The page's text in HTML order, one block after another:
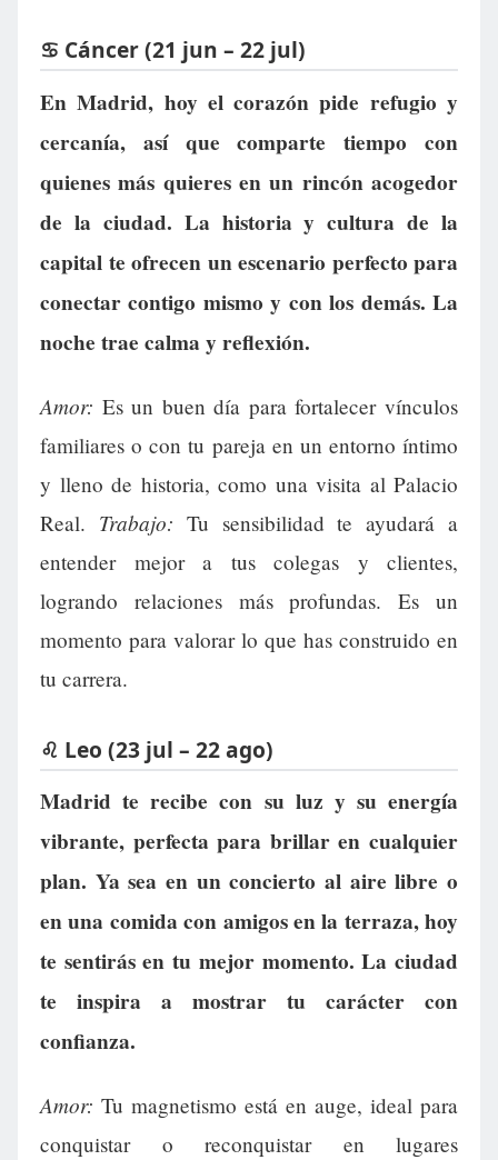
♋ Cáncer (21 jun – 22 jul)
En Madrid, hoy el corazón pide refugio y
cercanía, así que comparte tiempo con
quienes más quieres en un rincón acogedor
de la ciudad. La historia y cultura de la
capital te ofrecen un escenario perfecto para
conectar contigo mismo y con los demás. La
noche trae calma y reflexión.
Amor: Es un buen día para fortalecer vínculos
familiares o con tu pareja en un entorno íntimo
y lleno de historia, como una visita al Palacio
Real. Trabajo: Tu sensibilidad te ayudará a
entender mejor a tus colegas y clientes,
logrando relaciones más profundas. Es un
momento para valorar lo que has construido en
tu carrera.
♌ Leo (23 jul – 22 ago)
Madrid te recibe con su luz y su energía
vibrante, perfecta para brillar en cualquier
plan. Ya sea en un concierto al aire libre o
en una comida con amigos en la terraza, hoy
te sentirás en tu mejor momento. La ciudad
te inspira a mostrar tu carácter con
confianza.
Amor: Tu magnetismo está en auge, ideal para
conquistar o reconquistar en lugares